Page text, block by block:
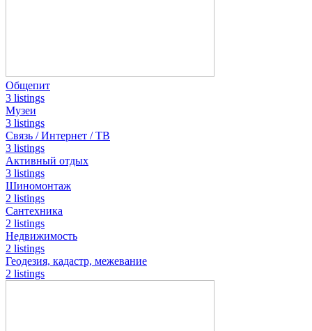
Общепит
3 listings
Музеи
3 listings
Связь / Интернет / ТВ
3 listings
Активный отдых
3 listings
Шиномонтаж
2 listings
Сантехника
2 listings
Недвижимость
2 listings
Геодезия, кадастр, межевание
2 listings